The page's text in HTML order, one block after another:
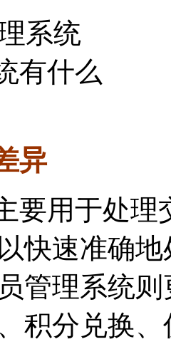
异
要用于处理
快速准确
管理系统
积分兑换